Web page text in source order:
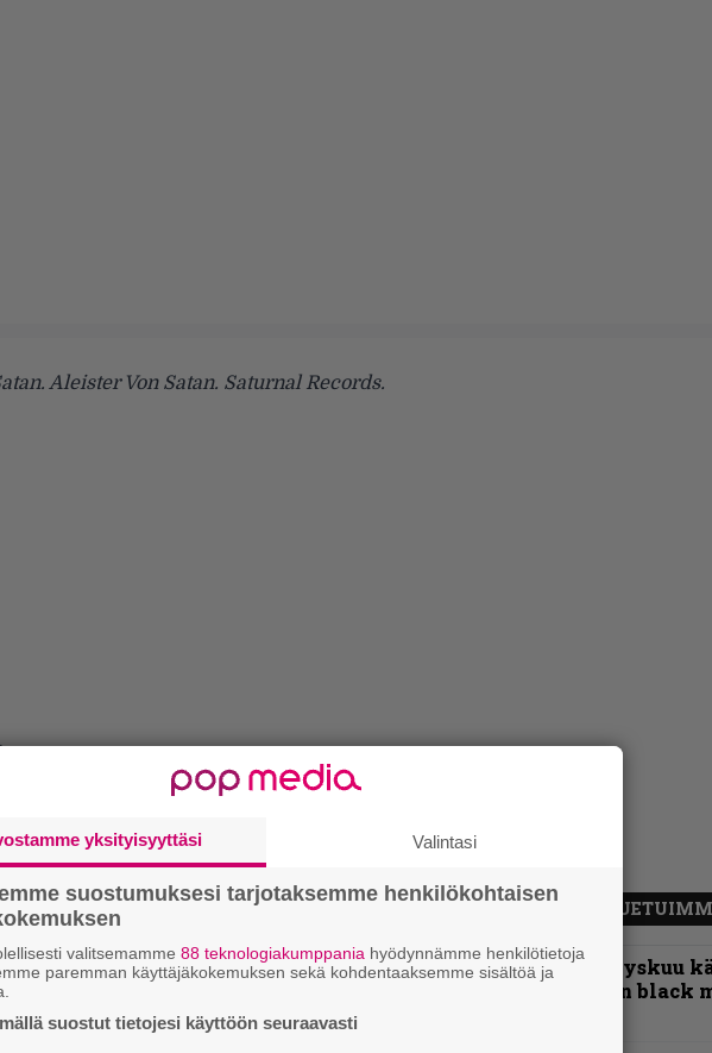
Aleister Von Satan. Saturnal Records.
ritistä.
maun mukaan, täällä päässä enempi on
on yhtenäinen.
rasvaan.
nakinpalasia paistumaan pekonista
Espoon syyskuu
kotimaisen black
yksityisyyttäsi Valintasi
suostumuksesi tarjotaksemme henkilökohtaisen
valitsemamme 88 teknologiakumppania hyödynnämme henkilötietoja
paremman käyttäjäkokemuksen sekä kohdentaaksemme sisältöä ja
suostut tietojesi käyttöön seuraavasti